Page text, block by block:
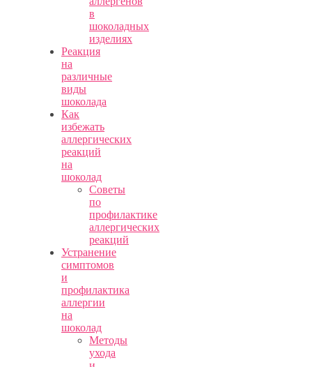
в
шоколадных
изделиях
Реакция
на
различные
виды
шоколада
Как
избежать
аллергических
реакций
на
шоколад
Советы
по
профилактике
аллергических
реакций
Устранение
симптомов
и
профилактика
аллергии
на
шоколад
Методы
ухода